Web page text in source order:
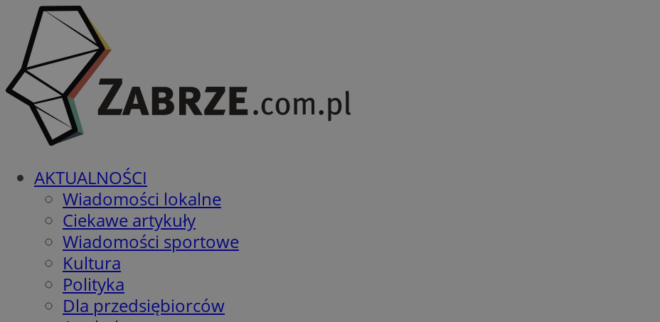
AKTUALNOŚCI
Wiadomości lokalne
Ciekawe artykuły
Wiadomości sportowe
Kultura
Polityka
Dla przedsiębiorców